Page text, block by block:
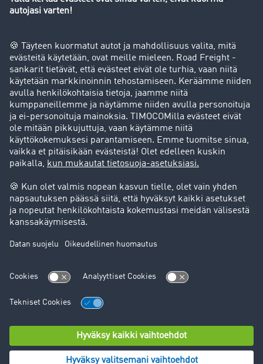
Success stories
Asiakassuosittelut
Goodies
Tukipalvelu
Tukipalvelu
Oikeudelliset asiat
Julkaisutiedot
Yleiset käyttöehdot